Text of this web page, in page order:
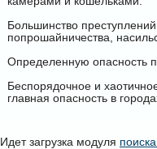
Большинство
попрошайничества,
Определенную опасность
Беспорядочное и
главная опасность в
Идет загрузка модуля